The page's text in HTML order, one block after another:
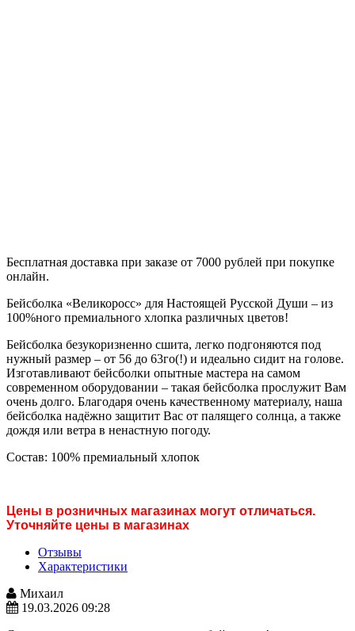
Бесплатная доставка при заказе от 7000 рублей при покупке
онлайн.
Бейсболка «Великоросс» для Настоящей Русской Души – из
100%ного премиального хлопка различных цветов!
Бейсболка безукоризненно сшита, легко подгоняются под
нужный размер – от 56 до 63го(!) и идеально сидит на голове.
Изготавливают бейсболки опытные мастера на самом
современном оборудовании – такая бейсболка прослужит Вам
очень долго. Благодаря очень качественному материалу, наша
бейсболка надёжно защитит Вас от палящего солнца, а также
дождя или ветра в ненастную погоду.
Состав: 100% премиальный хлопок
Цены в розничных магазинах могут отличаться.
Уточняйте цены в магазинах
Отзывы
Характеристики
Михаил
19.03.2026 09:28